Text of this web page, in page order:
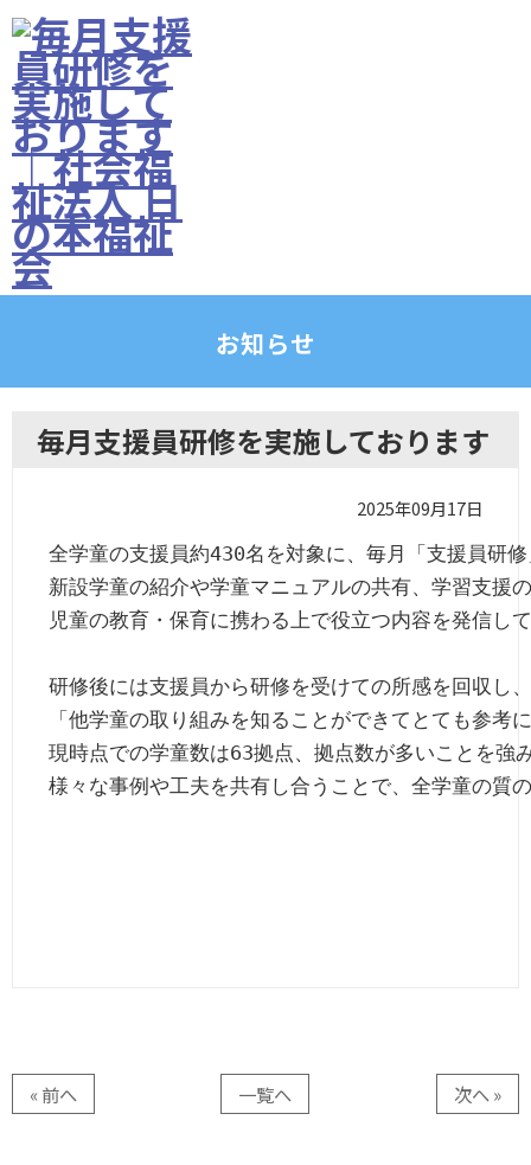
お知らせ
毎月支援員研修を実施しております
2025年09月17日
全学童の支援員約430名を対象に、毎月「支援員研
新設学童の紹介や学童マニュアルの共有、学習支援
児童の教育・保育に携わる上で役立つ内容を発信し
研修後には支援員から研修を受けての所感を回収し、
「他学童の取り組みを知ることができてとても参
現時点での学童数は63拠点、拠点数が多いことを強
様々な事例や工夫を共有し合うことで、全学童の質
« 前へ 一覧へ 次へ »